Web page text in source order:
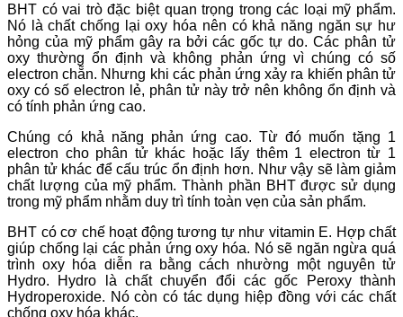
BHT có vai trò đặc biệt quan trọng trong các loại mỹ phẩm.
Nó là chất chống lại oxy hóa nên có khả năng ngăn sự hư
hỏng của mỹ phẩm gây ra bởi các gốc tự do. Các phân tử
oxy thường ổn định và không phản ứng vì chúng có số
electron chẵn. Nhưng khi các phản ứng xảy ra khiến phân tử
oxy có số electron lẻ, phân tử này trở nên không ổn định và
có tính phản ứng cao.
Chúng có khả năng phản ứng cao. Từ đó muốn tặng 1
electron cho phân tử khác hoặc lấy thêm 1 electron từ 1
phân tử khác để cấu trúc ổn định hơn. Như vậy sẽ làm giảm
chất lượng của mỹ phẩm. Thành phần BHT được sử dụng
trong mỹ phẩm nhằm duy trì tính toàn vẹn của sản phẩm.
BHT có cơ chế hoạt động tương tự như vitamin E. Hợp chất
giúp chống lại các phản ứng oxy hóa. Nó sẽ ngăn ngừa quá
trình oxy hóa diễn ra bằng cách nhường một nguyên tử
Hydro. Hydro là chất chuyển đổi các gốc Peroxy thành
Hydroperoxide. Nó còn có tác dụng hiệp đồng với các chất
chống oxy hóa khác.